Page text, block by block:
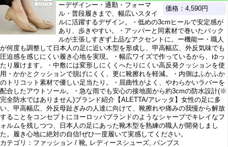
価格：4,590円
ーデザインー・通勤・フォーマ
ル・普段履きまで、幅広いスタイ
ルに活躍するデザイン。・低めの3cmヒールで安定感が
あり、歩きやすい。・アッパーと同素材で巻いたバック
ルが主張しすぎず上品なアクセントに。ー機能ー・職人
が何度も調整して日本人の足に近い木型を形成し、甲高幅広、外反気味でも
圧迫感を感じにくい履き心地を実現。・幅広ワイズで作っているから、ゆっ
たり履けます。・中敷には変形しにくくへたりにくい高反発クッションを使
用・かかとクッションで脱げにくく、更に靴擦れを軽減。・内側はふかふか
のトリコット素材で優しい足当たり。・屈曲性がよく、やわらかいラバーを
配合したアウトソール。・急な雨でも安心の接地面から約3cmの防水設計(※
完全防水ではありません)ブランド紹介【ALETTA/アレッタ】女性の足に多
い、甲高幅広、外反母趾ぎみの人達に向けて、靴擦れや痛みの我慢から解放
することをコンセプトにヨーロッパブランドのようなシャープでキレイなフ
ォルムを残しつつ、日本人の足にあった靴木型を熟練の職人が開発しまし
た。履き心地に絶対の自信!ぜひ一度履いて実感してください。
カテゴリ：ファッション / 靴, レディースシューズ, パンプス